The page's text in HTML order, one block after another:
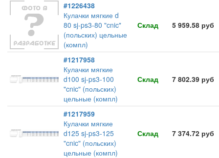
#1226438
Кулачки мягкие d
80 sj-ps3-80 "cnic"
(польских) цельные
(компл)
Склад 5 959.58 руб
#1217958
Кулачки мягкие
d100 sj-ps3-100
"cnic" (польских)
цельные (компл)
Склад 7 802.39 руб
#1217959
Кулачки мягкие
d125 sj-ps3-125
"cnic" (польских)
цельные (компл)
Склад 7 374.72 руб